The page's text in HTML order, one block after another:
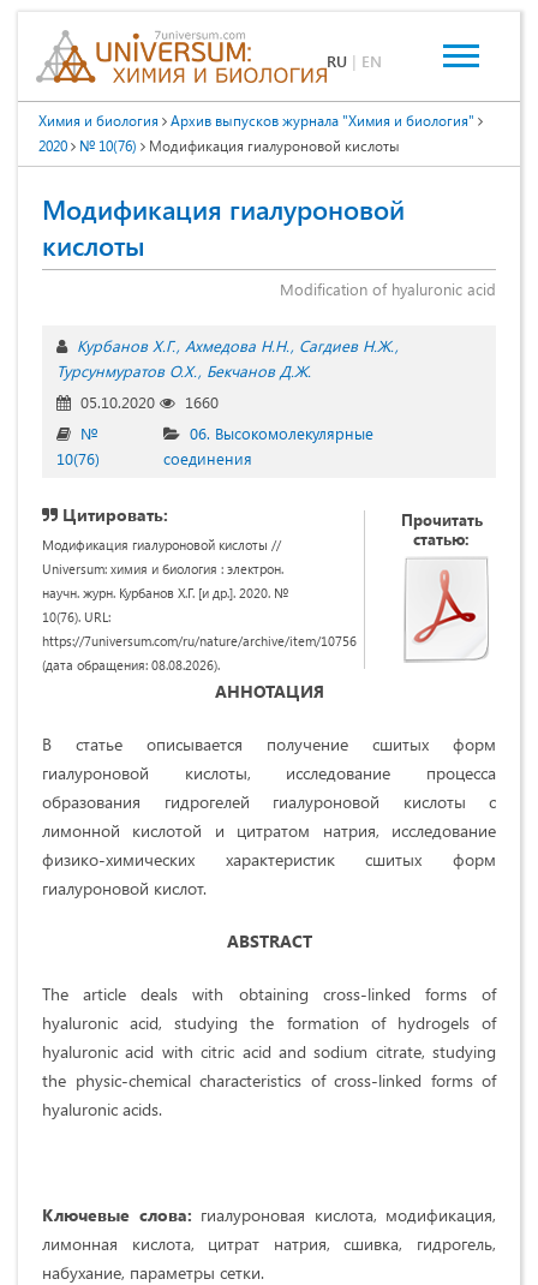
RU | EN
Химия и биология
Архив выпусков журнала "Химия и биология"
2020
№ 10(76) Модификация гиалуроновой кислоты
Модификация гиалуроновой
кислоты
Modification of hyaluronic acid
Курбанов Х.Г. Ахмедова Н.Н. Сагдиев Н.Ж.
Турсунмуратов О.Х. Бекчанов Д.Ж.
05.10.2020
1660
№
10(76)
06. Высокомолекулярные
соединения
Цитировать:
Модификация гиалуроновой кислоты //
Universum: химия и биология : электрон.
научн. журн. Курбанов Х.Г. [и др.]. 2020. №
10(76). URL:
https://7universum.com/ru/nature/archive/item/10756
(дата обращения: 08.08.2026).
Прочитать
статью:
АННОТАЦИЯ
В статье описывается получение сшитых форм
гиалуроновой кислоты, исследование процесса
образования гидрогелей гиалуроновой кислоты с
лимонной кислотой и цитратом натрия, исследование
физико-химических характеристик сшитых форм
гиалуроновой кислот.
ABSTRACT
The article deals with obtaining cross-linked forms of
hyaluronic acid, studying the formation of hydrogels of
hyaluronic acid with citric acid and sodium citrate, studying
the physic-chemical characteristics of cross-linked forms of
hyaluronic acids.
Ключевые слова: гиалуроновая кислота, модификация,
лимонная кислота, цитрат натрия, сшивка, гидрогель,
набухание, параметры сетки.